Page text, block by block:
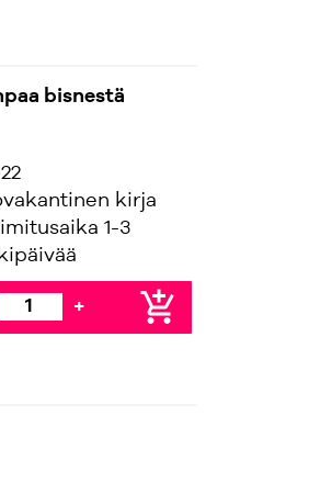
bisnestä
kirja
1-3
+ add_shopping_cart